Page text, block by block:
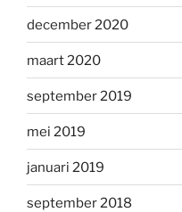
december 2020
maart 2020
september 2019
mei 2019
januari 2019
september 2018